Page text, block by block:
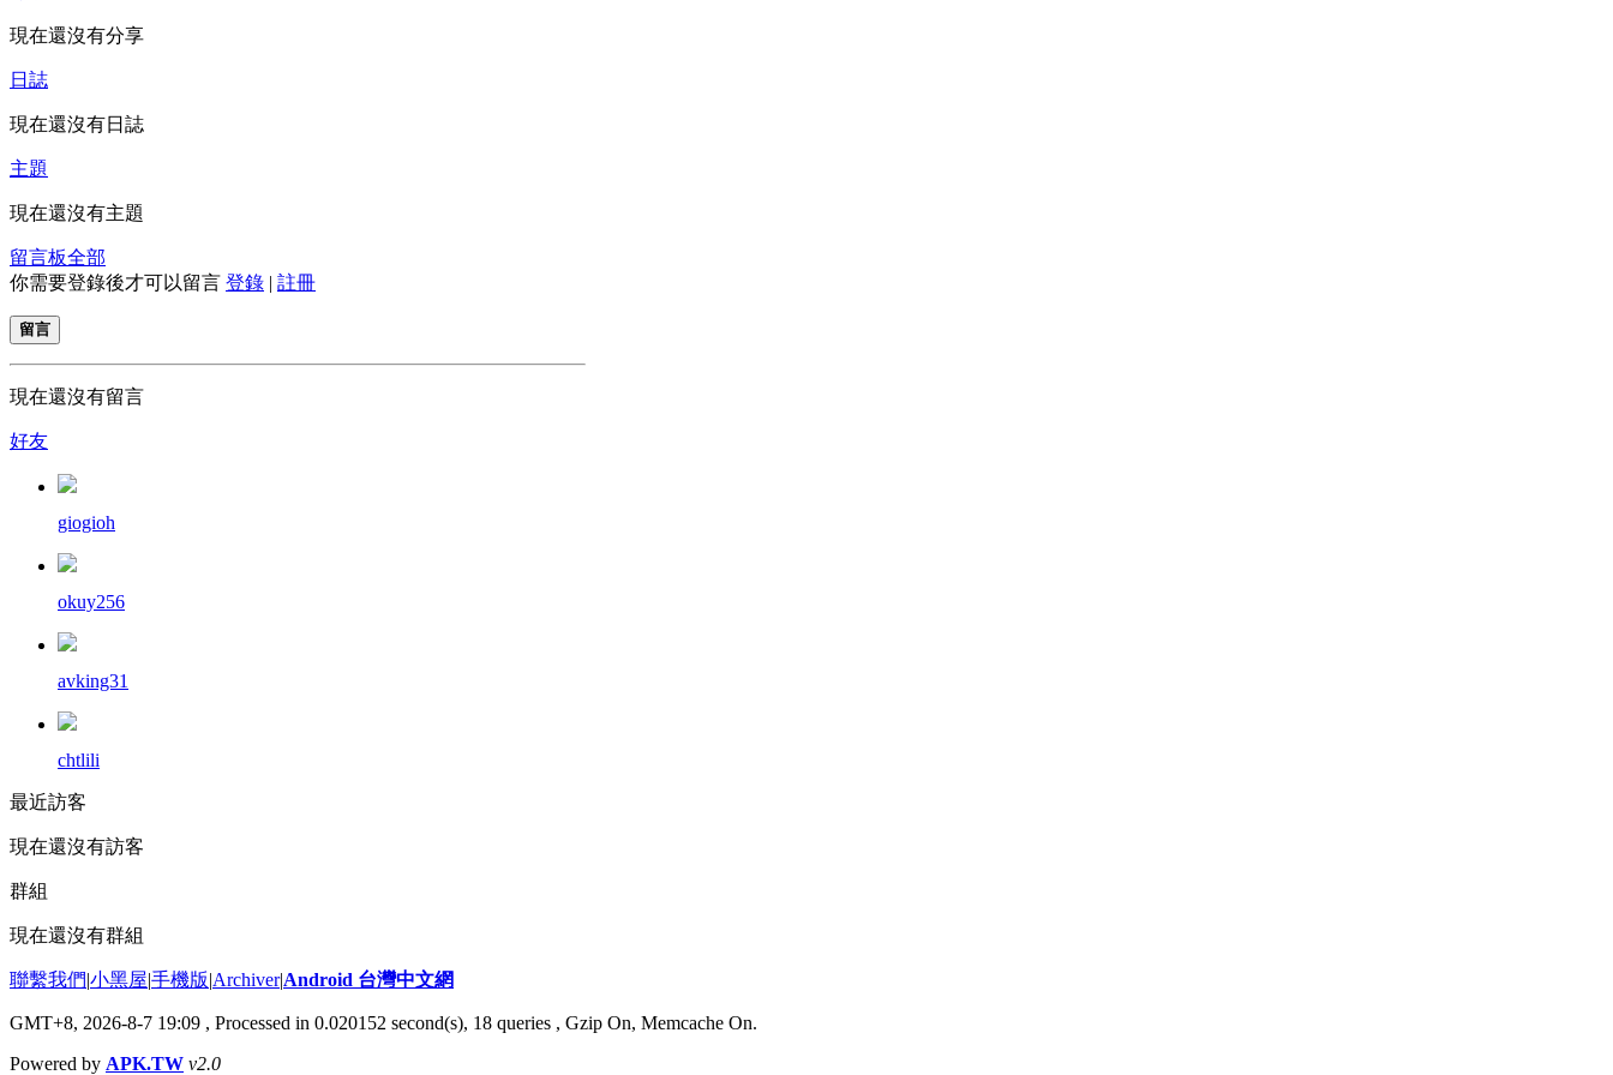
現在還沒有分享
日誌
現在還沒有日誌
主題
現在還沒有主題
留言板全部
你需要登錄後才可以留言 登錄 | 註冊
留言
現在還沒有留言
好友
giogioh
okuy256
avking31
chtlili
最近訪客
現在還沒有訪客
群組
現在還沒有群組
聯繫我們|小黑屋|手機版|Archiver|Android 台灣中文網
GMT+8, 2026-8-7 19:09 , Processed in 0.020152 second(s), 18 queries , Gzip On, Memcache On.
Powered by APK.TW v2.0